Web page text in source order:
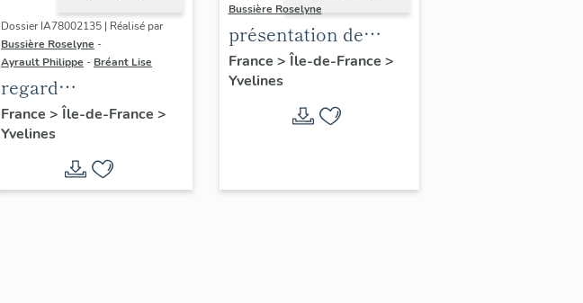
Dossier IA78002135 | Réalisé par
Bussière Roselyne -
Ayrault Philippe - Bréant Lise
regard
photographique sur
le territoire de Seine-
France > Île-de-France >
Yvelines
Bussière Roselyne
présentation de
l'étude du
patrimoine de l'aire
d'étude Versailles
périphérie sud
France > Île-de-France >
Yvelines